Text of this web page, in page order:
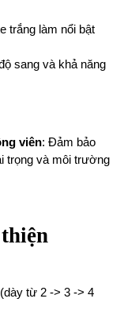
trắng làm nổi bật
sang và khả năng
viên: Đảm bảo
trọng và môi trường
từ 2 -> 3 -> 4